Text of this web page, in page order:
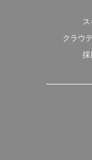
クラウ
採